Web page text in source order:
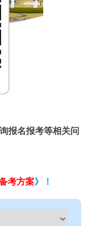
报名报考等相关问
考方案》！